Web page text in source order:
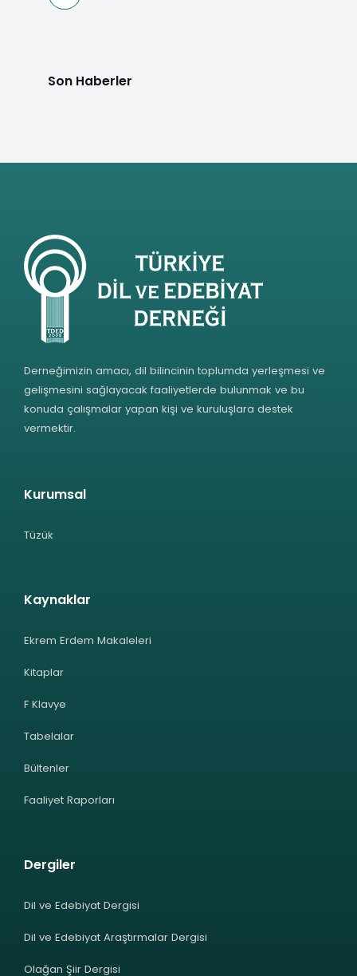
Son Haberler
Derneğimizin amacı, dil bilincinin toplumda yerleşmesi ve
gelişmesini sağlayacak faaliyetlerde bulunmak ve bu
konuda çalışmalar yapan kişi ve kuruluşlara destek
vermektir.
Kurumsal
Tüzük
Kaynaklar
Ekrem Erdem Makaleleri
Kitaplar
F Klavye
Tabelalar
Bültenler
Faaliyet Raporları
Dergiler
Dil ve Edebiyat Dergisi
Dil ve Edebiyat Araştırmalar Dergisi
Olağan Şiir Dergisi